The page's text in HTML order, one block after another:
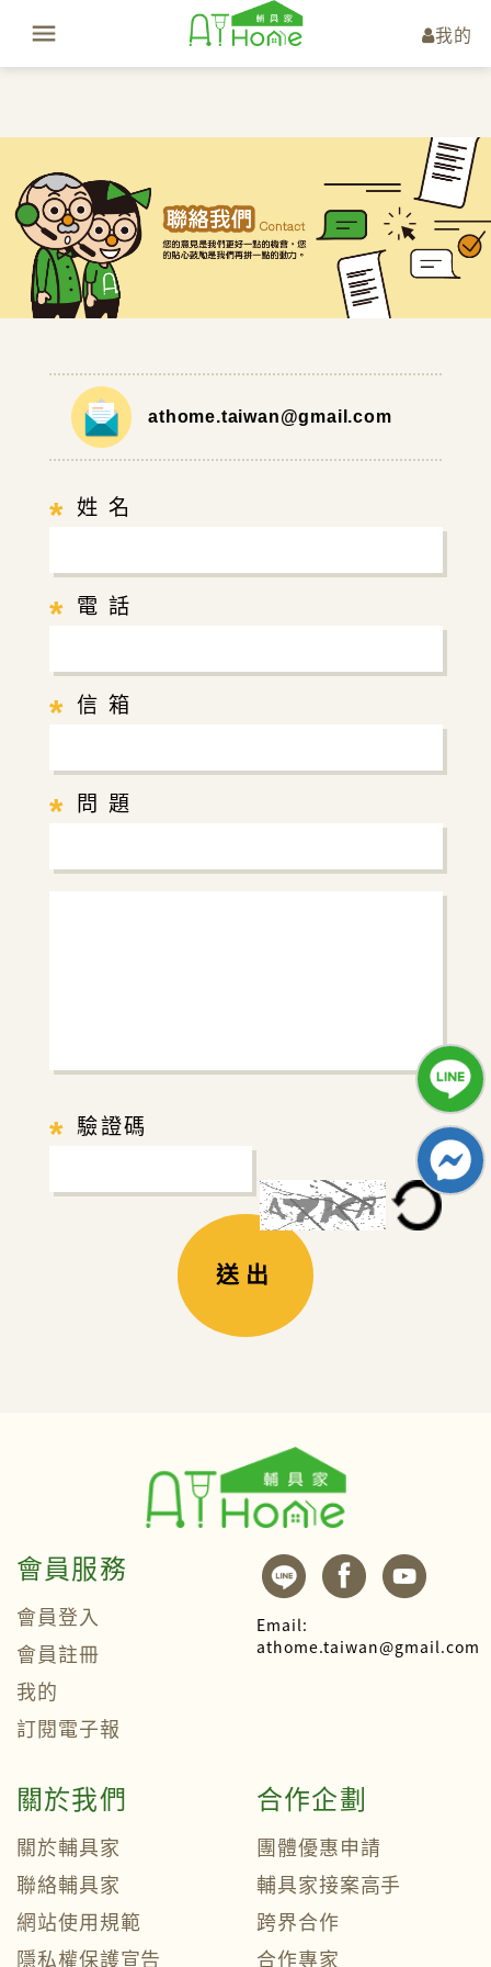
我的
athome.taiwan@gmail.com
* 姓 名
* 電 話
* 信 箱
* 問 題
* 驗證碼
送出
會員服務
會員登入
會員註冊
我的
訂閱電子報
Email:
athome.taiwan@gmail.com
關於我們
關於輔具家
聯絡輔具家
網站使用規範
隱私權保護宣告
合作企劃
團體優惠申請
輔具家接案高手
跨界合作
合作專家